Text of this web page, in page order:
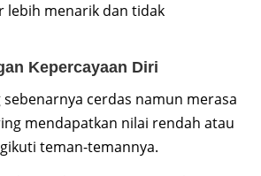
lebih menarik dan tidak
Kepercayaan Diri
sebenarnya cerdas namun merasa
mendapatkan nilai rendah atau
teman-temannya.